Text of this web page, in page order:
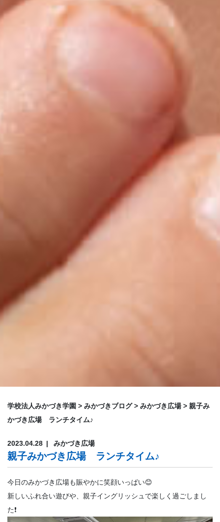
学校法人みかづき学園 > みかづきブログ> みかづき広場> 親子み
かづき広場 ランチタイム♪
2023.04.28 みかづき広場
親子みかづき広場 ランチタイム♪
今日のみかづき広場も賑やかに笑顔いっぱい😊
新しいふれ合い遊びや、親子イングリッシュで楽しく過ごしまし
た❗